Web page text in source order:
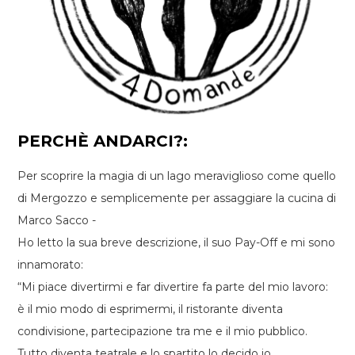
PERCHÈ ANDARCI?:
Per scoprire la magia di un lago meraviglioso come quello
di Mergozzo e semplicemente per assaggiare la cucina di
Marco Sacco -
Ho letto la sua breve descrizione, il suo Pay-Off e mi sono
innamorato:
“Mi piace divertirmi e far divertire fa parte del mio lavoro:
è il mio modo di esprimermi, il ristorante diventa
condivisione, partecipazione tra me e il mio pubblico.